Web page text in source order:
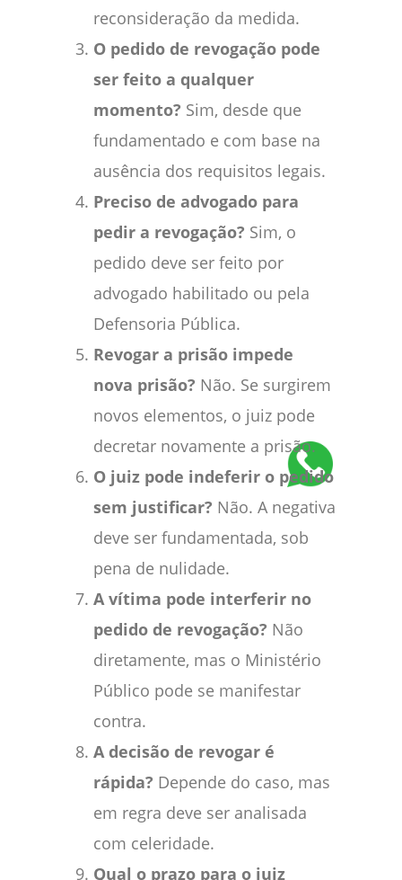
reconsideração da medida.
O pedido de revogação pode
ser feito a qualquer
momento? Sim, desde que
fundamentado e com base na
ausência dos requisitos legais.
Preciso de advogado para
pedir a revogação? Sim, o
pedido deve ser feito por
advogado habilitado ou pela
Defensoria Pública.
Revogar a prisão impede
nova prisão? Não. Se surgirem
novos elementos, o juiz pode
decretar novamente a prisão.
O juiz pode indeferir o pedido
sem justificar? Não. A negativa
deve ser fundamentada, sob
pena de nulidade.
A vítima pode interferir no
pedido de revogação? Não
diretamente, mas o Ministério
Público pode se manifestar
contra.
A decisão de revogar é
rápida? Depende do caso, mas
em regra deve ser analisada
com celeridade.
Qual o prazo para o juiz